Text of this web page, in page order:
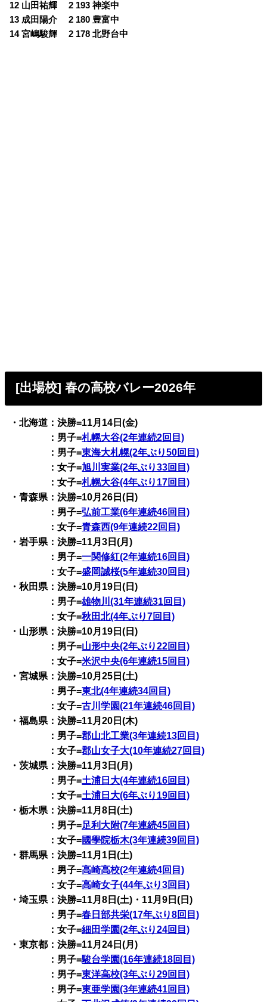
12 山田祐輝 2 193 神楽中
13 成田陽介 2 180 豊富中
14 宮嶋駿輝 2 178 北野台中
[出場校] 春の高校バレー2026年
・北海道：決勝=11月14日(金)
：男子=札幌大谷(2年連続2回目)
：男子=東海大札幌(2年ぶり50回目)
：女子=旭川実業(2年ぶり33回目)
：女子=札幌大谷(4年ぶり17回目)
・青森県：決勝=10月26日(日)
：男子=弘前工業(6年連続46回目)
：女子=青森西(9年連続22回目)
・岩手県：決勝=11月3日(月)
：男子=一関修紅(2年連続16回目)
：女子=盛岡誠桜(5年連続30回目)
・秋田県：決勝=10月19日(日)
：男子=雄物川(31年連続31回目)
：女子=秋田北(4年ぶり7回目)
・山形県：決勝=10月19日(日)
：男子=山形中央(2年ぶり22回目)
：女子=米沢中央(6年連続15回目)
・宮城県：決勝=10月25日(土)
：男子=東北(4年連続34回目)
：女子=古川学園(21年連続46回目)
・福島県：決勝=11月20日(木)
：男子=郡山北工業(3年連続13回目)
：女子=郡山女子大(10年連続27回目)
・茨城県：決勝=11月3日(月)
：男子=土浦日大(4年連続16回目)
：女子=土浦日大(6年ぶり19回目)
・栃木県：決勝=11月8日(土)
：男子=足利大附(7年連続45回目)
：女子=國學院栃木(3年連続39回目)
・群馬県：決勝=11月1日(土)
：男子=高崎高校(2年連続4回目)
：女子=高崎女子(44年ぶり3回目)
・埼玉県：決勝=11月8日(土)・11月9日(日)
：男子=春日部共栄(17年ぶり8回目)
：女子=細田学園(2年ぶり24回目)
・東京都：決勝=11月24日(月)
：男子=駿台学園(16年連続18回目)
：男子=東洋高校(3年ぶり29回目)
：男子=東亜学園(3年連続41回目)